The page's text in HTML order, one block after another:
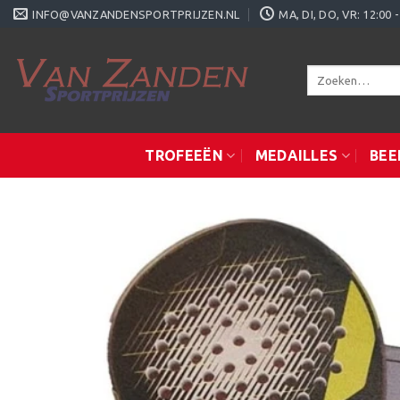
Ga
INFO@VANZANDENSPORTPRIJZEN.NL MA, DI, DO, VR: 12:00
Zoeken
TROFEEËN MEDAILLES